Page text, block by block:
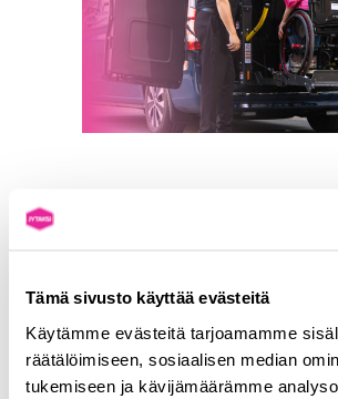
Tämä sivusto käyttää evästeitä
Käytämme evästeitä tarjoamamme
räätälöimiseen, sosiaalisen median
tukemiseen ja kävijämäärämme
KOKEMUKSIA AIEMMISTA